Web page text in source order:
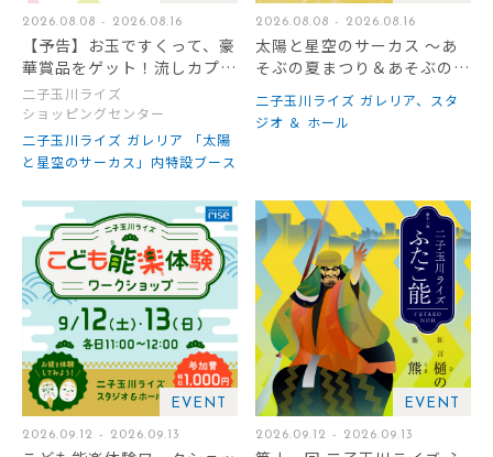
2026.08.08 - 2026.08.16
【予告】お玉ですくって、豪
華賞品をゲット！流しカプセ
ルすくい
二子玉川ライズ
ショッピングセンター
二子玉川ライズ ガレリア 「太陽
と星空のサーカス」内特設ブース
2026.08.08 - 2026.08.16
太陽と星空のサーカス ～あ
そぶの夏まつり＆あそぶの教
室～
二子玉川ライズ ガレリア、スタ
ジオ ＆ ホール
EVENT
2026.09.12 - 2026.09.13
EVENT
2026.09.12 - 2026.09.13